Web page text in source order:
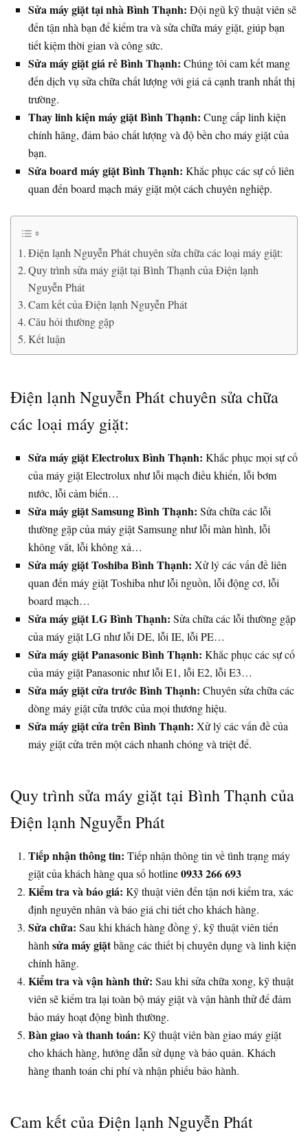
Sửa máy giặt tại nhà Bình Thạnh: Đội ngũ kỹ thuật viên sẽ
đến tận nhà bạn để kiểm tra và sửa chữa máy giặt, giúp bạn
tiết kiệm thời gian và công sức.
Sửa máy giặt giá rẻ Bình Thạnh: Chúng tôi cam kết mang
đến dịch vụ sửa chữa chất lượng với giá cả cạnh tranh nhất thị
trường.
Thay linh kiện máy giặt Bình Thạnh: Cung cấp linh kiện
chính hãng, đảm bảo chất lượng và độ bền cho máy giặt của
bạn.
Sửa board máy giặt Bình Thạnh: Khắc phục các sự cố liên
quan đến board mạch máy giặt một cách chuyên nghiệp.
Điện lạnh Nguyễn Phát chuyên sửa chữa các loại máy giặt:
Quy trình sửa máy giặt tại Bình Thạnh của Điện lạnh
Nguyễn Phát
Cam kết của Điện lạnh Nguyễn Phát
Câu hỏi thường gặp
Kết luận
Điện lạnh Nguyễn Phát chuyên sửa chữa
các loại máy giặt:
Sửa máy giặt Electrolux Bình Thạnh: Khắc phục mọi sự cố
của máy giặt Electrolux như lỗi mạch điều khiển, lỗi bơm
nước, lỗi cảm biến…
Sửa máy giặt Samsung Bình Thạnh: Sửa chữa các lỗi
thường gặp của máy giặt Samsung như lỗi màn hình, lỗi
không vắt, lỗi không xả…
Sửa máy giặt Toshiba Bình Thạnh: Xử lý các vấn đề liên
quan đến máy giặt Toshiba như lỗi nguồn, lỗi động cơ, lỗi
board mạch…
Sửa máy giặt LG Bình Thạnh: Sửa chữa các lỗi thường gặp
của máy giặt LG như lỗi DE, lỗi IE, lỗi PE…
Sửa máy giặt Panasonic Bình Thạnh: Khắc phục các sự cố
của máy giặt Panasonic như lỗi E1, lỗi E2, lỗi E3…
Sửa máy giặt cửa trước Bình Thạnh: Chuyên sửa chữa các
dòng máy giặt cửa trước của mọi thương hiệu.
Sửa máy giặt cửa trên Bình Thạnh: Xử lý các vấn đề của
máy giặt cửa trên một cách nhanh chóng và triệt để.
Quy trình sửa máy giặt tại Bình Thạnh của
Điện lạnh Nguyễn Phát
Tiếp nhận thông tin: Tiếp nhận thông tin về tình trạng máy
giặt của khách hàng qua số hotline0933 266 693
Kiểm tra và báo giá: Kỹ thuật viên đến tận nơi kiểm tra, xác
định nguyên nhân và báo giá chi tiết cho khách hàng.
Sửa chữa: Sau khi khách hàng đồng ý, kỹ thuật viên tiến
hành sửa máy giặtbằng các thiết bị chuyên dụng và linh kiện
chính hãng.
Kiểm tra và vận hành thử: Sau khi sửa chữa xong, kỹ thuật
viên sẽ kiểm tra lại toàn bộ máy giặt và vận hành thử để đảm
bảo máy hoạt động bình thường.
Bàn giao và thanh toán: Kỹ thuật viên bàn giao máy giặt
cho khách hàng, hướng dẫn sử dụng và bảo quản. Khách
hàng thanh toán chi phí và nhận phiếu bảo hành.
Cam kết của Điện lạnh Nguyễn Phát